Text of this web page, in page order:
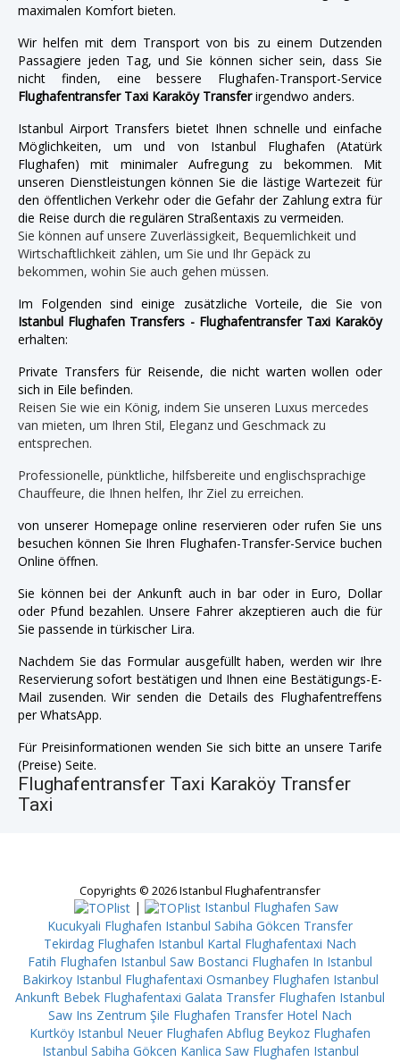
maximalen Komfort bieten.
Wir helfen mit dem Transport von bis zu einem Dutzenden
Passagiere jeden Tag, und Sie können sicher sein, dass Sie
nicht finden, eine bessere Flughafen-Transport-Service
Flughafentransfer Taxi Karaköy Transferirgendwo anders.
Istanbul Airport Transfers bietet Ihnen schnelle und einfache
Möglichkeiten, um und von Istanbul Flughafen (Atatürk
Flughafen) mit minimaler Aufregung zu bekommen. Mit
unseren Dienstleistungen können Sie die lästige Wartezeit für
den öffentlichen Verkehr oder die Gefahr der Zahlung extra für
die Reise durch die regulären Straßentaxis zu vermeiden.
Sie können auf unsere Zuverlässigkeit, Bequemlichkeit und
Wirtschaftlichkeit zählen, um Sie und Ihr Gepäck zu
bekommen, wohin Sie auch gehen müssen.
Im Folgenden sind einige zusätzliche Vorteile, die Sie von
Istanbul Flughafen Transfers - Flughafentransfer Taxi Karaköy
erhalten:
Private Transfers für Reisende, die nicht warten wollen oder
sich in Eile befinden.
Reisen Sie wie ein König, indem Sie unseren Luxus mercedes
van mieten, um Ihren Stil, Eleganz und Geschmack zu
entsprechen.
Professionelle, pünktliche, hilfsbereite und englischsprachige
Chauffeure, die Ihnen helfen, Ihr Ziel zu erreichen.
von unserer Homepage online reservieren oder rufen Sie uns
besuchen können Sie Ihren Flughafen-Transfer-Service buchen
Online öffnen.
Sie können bei der Ankunft auch in bar oder in Euro, Dollar
oder Pfund bezahlen. Unsere Fahrer akzeptieren auch die für
Sie passende in türkischer Lira.
Nachdem Sie das Formular ausgefüllt haben, werden wir Ihre
Reservierung sofort bestätigen und Ihnen eine Bestätigungs-E-
Mail zusenden. Wir senden die Details des Flughafentreffens
per WhatsApp.
Für Preisinformationen wenden Sie sich bitte an unsere Tarife
(Preise) Seite.
Flughafentransfer Taxi Karaköy Transfer
Taxi
Copyrights © 2026 Istanbul Flughafentransfer
|
Istanbul Flughafen Saw
Kucukyali Flughafen Istanbul Sabiha Gökcen Transfer
Tekirdag Flughafen Istanbul Kartal Flughafentaxi Nach
Fatih Flughafen Istanbul Saw Bostanci Flughafen In Istanbul
Bakirkoy Istanbul Flughafentaxi Osmanbey Flughafen Istanbul
Ankunft Bebek Flughafentaxi Galata Transfer Flughafen Istanbul
Saw Ins Zentrum Şile Flughafen Transfer Hotel Nach
Kurtköy Istanbul Neuer Flughafen Abflug Beykoz Flughafen
Istanbul Sabiha Gökcen Kanlica Saw Flughafen Istanbul